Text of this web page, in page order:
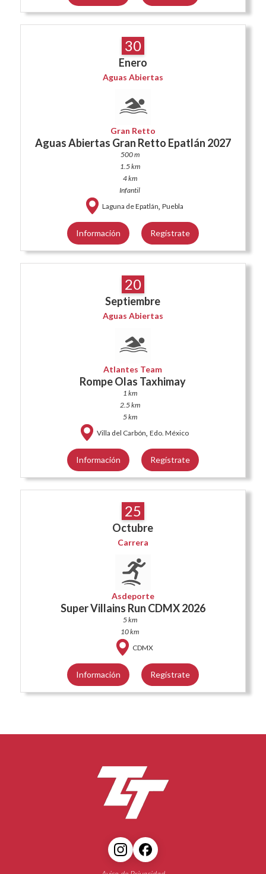
30
Enero
Aguas Abiertas
Gran Retto
Aguas Abiertas Gran Retto Epatlán 2027
500 m
1.5 km
4 km
Infantil
Laguna de Epatlán, Puebla
Información Regístrate
20
Septiembre
Aguas Abiertas
Atlantes Team
Rompe Olas Taxhimay
1 km
2.5 km
5 km
Villa del Carbón, Edo. México
Información Regístrate
25
Octubre
Carrera
Asdeporte
Super Villains Run CDMX 2026
5 km
10 km
CDMX
Información Regístrate